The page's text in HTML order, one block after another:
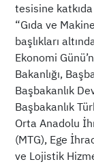
tesisine
“Gıda ve
başlıkları
Ekonomi
Bakanlığı,
Başbakanlık
Başbakanlık
Orta Anadolu
(MTG), Ege
ve Lojistik